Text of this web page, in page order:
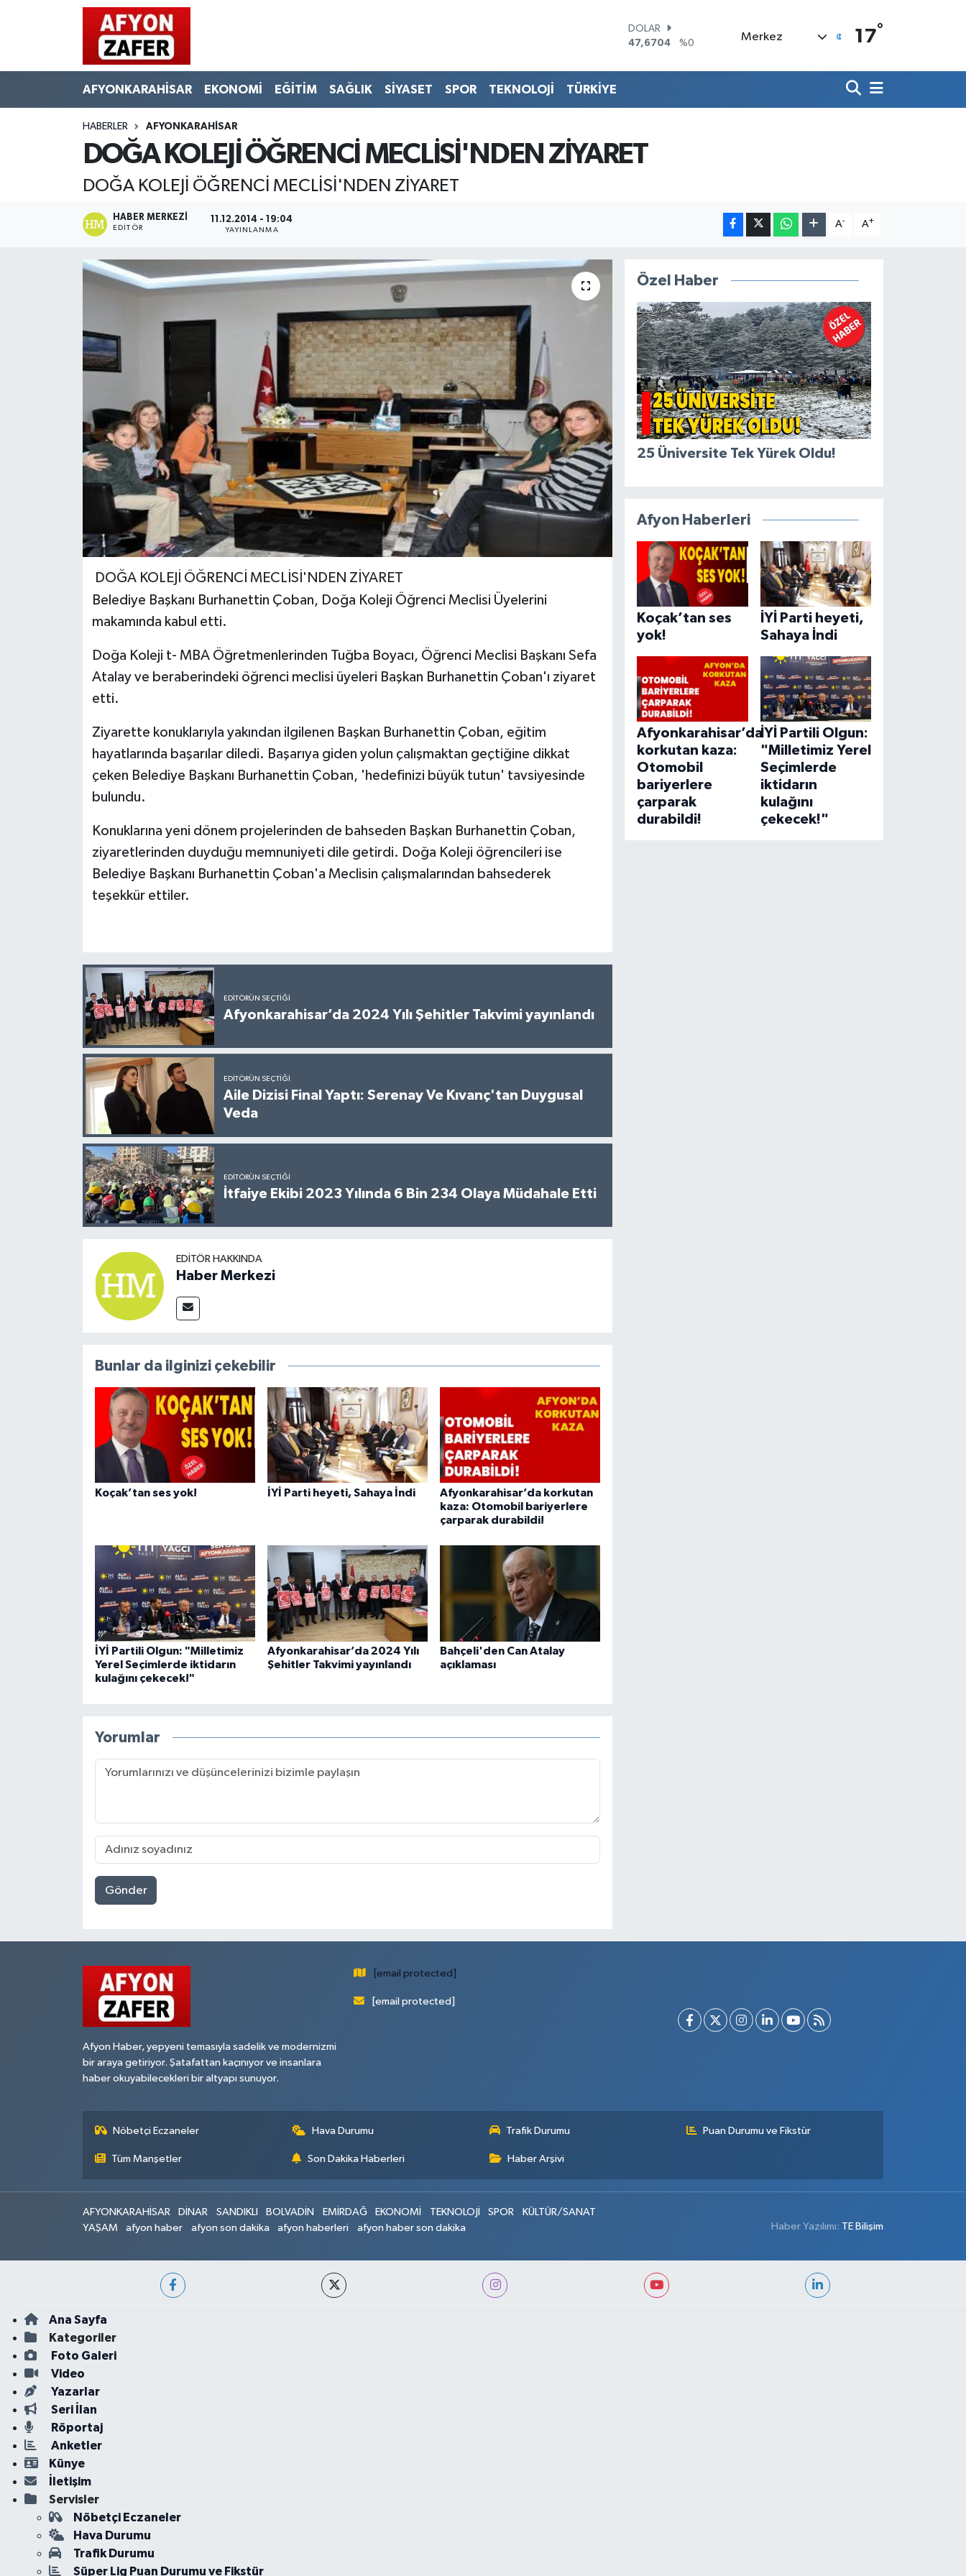
DOLAR
47,6704
%0
55,0406
%-0.08
BİST100
13.799
Merkez 17°
AFYONKARAHİSAR EKONOMİ EĞİTİM SAĞLIK SİYASET SPOR TEKNOLOJİ TÜRKİYE
HABERLER AFYONKARAHİSAR
DOĞA KOLEJİ ÖĞRENCİ MECLİSİ'NDEN ZİYARET
DOĞA KOLEJİ ÖĞRENCİ MECLİSİ'NDEN ZİYARET
HABER MERKEZI
EDITÖR
11.12.2014 - 19:04
YAYINLANMA
A- A+
DOĞA KOLEJİ ÖĞRENCİ MECLİSİ'NDEN ZİYARET
Belediye Başkanı Burhanettin Çoban, Doğa Koleji Öğrenci Meclisi Üyelerini
makamında kabul etti.
Doğa Koleji t- MBA Öğretmenlerinden Tuğba Boyacı, Öğrenci Meclisi Başkanı Sefa
Atalay ve beraberindeki öğrenci meclisi üyeleri Başkan Burhanettin Çoban'ı ziyaret
etti.
Ziyarette konuklarıyla yakından ilgilenen Başkan Burhanettin Çoban, eğitim
hayatlarında başarılar diledi. Başarıya giden yolun çalışmaktan geçtiğine dikkat
çeken Belediye Başkanı Burhanettin Çoban, 'hedefinizi büyük tutun' tavsiyesinde
bulundu.
Konuklarına yeni dönem projelerinden de bahseden Başkan Burhanettin Çoban,
ziyaretlerinden duyduğu memnuniyeti dile getirdi. Doğa Koleji öğrencileri ise
Belediye Başkanı Burhanettin Çoban'a Meclisin çalışmalarından bahsederek
teşekkür ettiler.
EDITÖRÜN SEÇTIĞI
Afyonkarahisar’da 2024 Yılı Şehitler Takvimi yayınlandı
EDITÖRÜN SEÇTIĞI
Aile Dizisi Final Yaptı: Serenay Ve Kıvanç'tan Duygusal
Veda
EDITÖRÜN SEÇTIĞI
İtfaiye Ekibi 2023 Yılında 6 Bin 234 Olaya Müdahale Etti
EDITÖR HAKKINDA
Haber Merkezi
Bunlar da ilginizi çekebilir
Koçak’tan ses yok! İYİ Parti heyeti, Sahaya İndi
Afyonkarahisar’da korkutan
kaza: Otomobil bariyerlere
çarparak durabildi!
İYİ Partili Olgun: "Milletimiz
Yerel Seçimlerde iktidarın
kulağını çekecek!"
Afyonkarahisar’da 2024 Yılı
Şehitler Takvimi yayınlandı
Bahçeli'den Can Atalay
açıklaması
Yorumlar
Gönder
Özel Haber
25 Üniversite Tek Yürek Oldu!
Afyon Haberleri
Koçak’tan ses
yok!
İYİ Parti heyeti,
Sahaya İndi
Afyonkarahisar’da
korkutan kaza:
Otomobil
bariyerlere
çarparak
durabildi!
İYİ Partili Olgun:
"Milletimiz Yerel
Seçimlerde
iktidarın
kulağını
çekecek!"
Afyon Haber, yepyeni temasıyla sadelik ve modernizmi
bir araya getiriyor. Şatafattan kaçınıyor ve insanlara
haber okuyabilecekleri bir altyapı sunuyor.
[email protected]
[email protected]
Nöbetçi Eczaneler Hava Durumu Trafik Durumu Puan Durumu ve Fikstür
Tüm Manşetler Son Dakika Haberleri Haber Arşivi
AFYONKARAHİSAR DİNAR SANDIKLI BOLVADİN EMİRDAĞ EKONOMİ TEKNOLOJİ SPOR
KÜLTÜR/SANAT
YAŞAM
afyon haber afyon son dakika afyon haberleri afyon haber son dakika Haber Yazılımı: TE Bilişim
Ana Sayfa
Kategoriler
Foto Galeri
Video
Yazarlar
Seri İlan
Röportaj
Anketler
Künye
İletişim
Servisler
Nöbetçi Eczaneler
Hava Durumu
Trafik Durumu
Süper Lig Puan Durumu ve Fikstür